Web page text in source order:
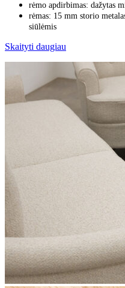
rėmo apdirbimas: dažytas
rėmas: 15 mm storio
siūlėmis
Skaityti daugiau